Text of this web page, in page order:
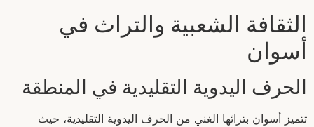
الثقافة الشعبية والتراث في
أسوان
الحرف اليدوية التقليدية في المنطقة
تتميز أسوان بتراثها الغني من الحرف اليدوية التقليدية، حيث